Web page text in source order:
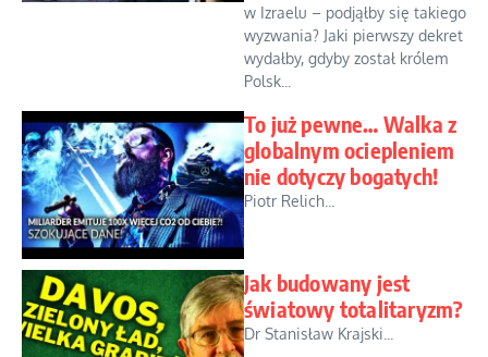
w Izraelu – podjąłby się takiego
wyzwania? Jaki pierwszy dekret
wydałby, gdyby został królem
Polsk...
To już pewne… Walka z
globalnym ociepleniem
nie dotyczy bogatych!
Piotr Relich...
Jak budowany jest
światowy totalitaryzm?
Dr Stanisław Krajski...